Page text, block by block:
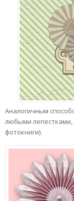
Аналогичным
любыми
фотокниги).